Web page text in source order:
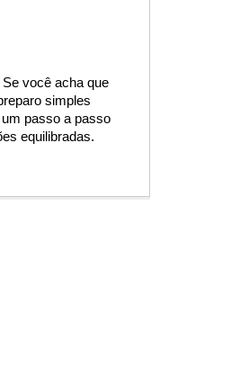
Se você acha que
simples
passo a passo
equilibradas.